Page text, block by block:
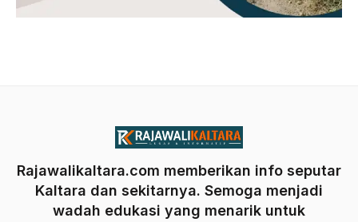
Rajawalikaltara.com memberikan info seputar
Kaltara dan sekitarnya. Semoga menjadi
wadah edukasi yang menarik untuk